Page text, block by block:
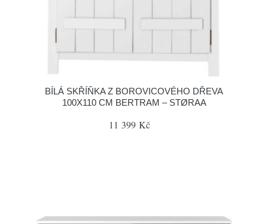
BÍLÁ SKŘÍŇKA Z BOROVICOVÉHO DŘEVA
100X110 CM BERTRAM – STØRAA
11 399 Kč